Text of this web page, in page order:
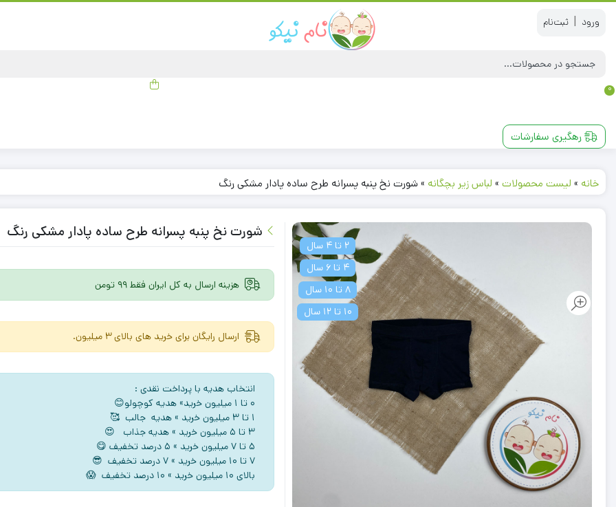
|
0
رهگیری سفارشات
خانه » لیست محصولات » لباس زیر بچگانه »شورت نخ پنبه پسرانه طرح ساده پادار مشکی رنگ
2 تا 4 سال
4 تا 6 سال
8 تا 10 سال
10 تا 12 سال
شورت نخ پنبه پسرانه طرح ساده پادار مشکی رنگ
هزینه ارسال به کل ایران فقط 99 تومن
ارسال رایگان برای خرید های بالای 3 میلیون.
انتخاب هدیه با پرداخت نقدی :
۰ تا ۱ میلیون خرید» هدیه کوچولو😊
۱ تا ۳ میلیون خرید » هدیه جالب 🥰
۳ تا ۵ میلیون خرید » هدیه جذاب 😍
5 تا ۷ میلیون خرید » ۵ درصد تخفیف 😋
۷ تا ۱۰ میلیون خرید » ۷ درصد تخفیف 😎
بالای ۱۰ میلیون خرید » ۱۰ درصد تخفیف 😱